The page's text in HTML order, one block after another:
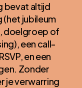
bevat altijd
(het jubileum
doelgroep of
een call-
en een
Zonder
je verwarring